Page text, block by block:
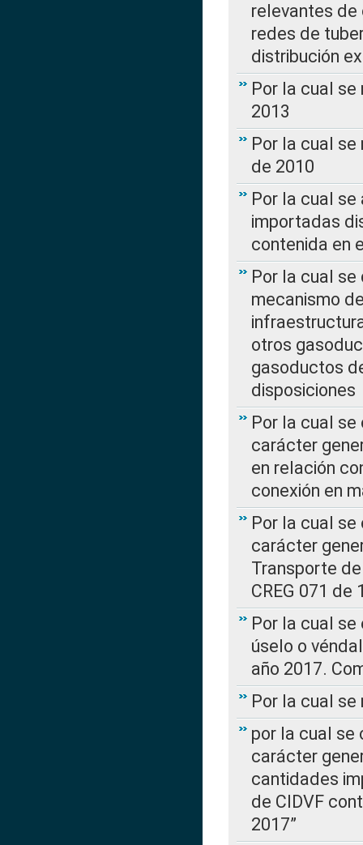
relevantes de
redes de
distribución
Por la cual se
2013
Por la cual se
de 2010
Por la cual
importadas
contenida en
Por la cual se
mecanismo
otros
gasoductos
disposiciones
Por la cual
carácter
en relación
conexión en
Por la cual
carácter
Transporte
CREG 071 de
Por la cual
úselo o
año 2017.
Por la cual se
por la cual se
carácter
cantidades
de CIDVF
2017”